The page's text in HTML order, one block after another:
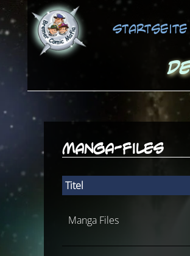
Startseite
manga-files
Titel
Manga Files